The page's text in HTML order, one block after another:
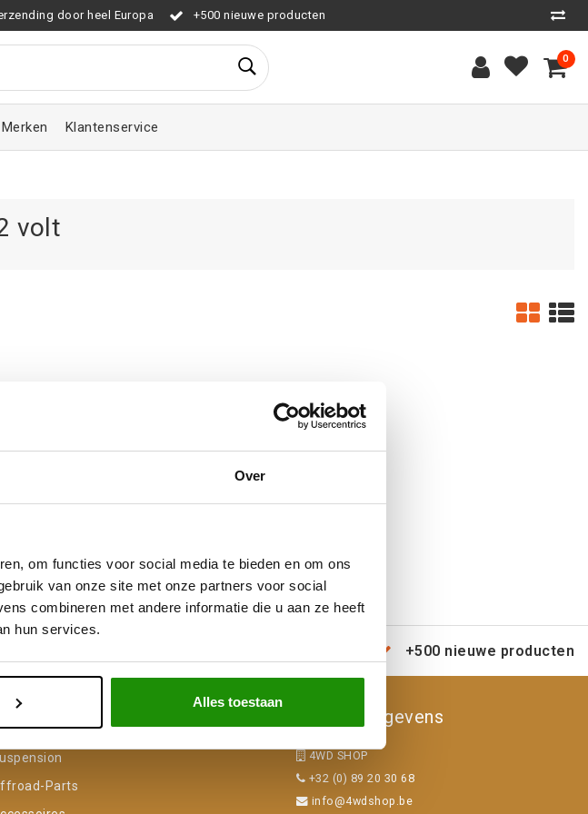
Over
om functies voor social media te bieden en om ons
van onze site met onze partners voor social
combineren met andere informatie die u aan ze heeft
hun services.
Alles toestaan
door heel Europa +500 nieuwe producten
0
Merken Klantenservice
volt
+500 nieuwe producten
Parts
Contactgegevens
4WD SHOP
+32 (0) 89 20 30 68
info@4wdshop.be